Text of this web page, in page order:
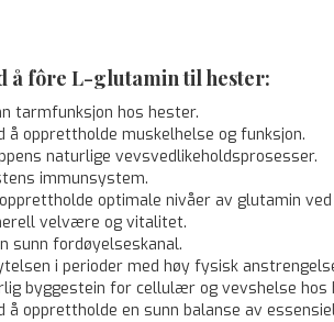
å fôre L-glutamin til hester:
tarmfunksjon hos hester.
å opprettholde muskelhelse og funksjon.
naturlige vevsvedlikeholdsprosesser.
immunsystem.
optimale nivåer av glutamin
velvære og vitalitet.
sunn fordøyelseskanal.
i perioder med høy fysisk
byggestein for cellulær og vevshelse hos
å opprettholde en sunn balanse av